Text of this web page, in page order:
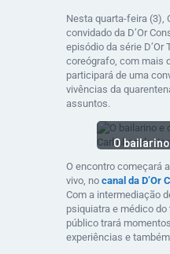
Nesta quarta-feira (3),
convidado da D’Or
episódio da série D’Or
coreógrafo, com mais
participará de uma
vivências da
assuntos.
O
O encontro começará
vivo, no canal da D’Or
Com a intermediação
psiquiatra e médico
público trará
experiências e